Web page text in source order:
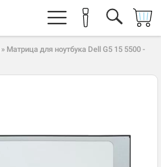
» Матрица для ноутбука Dell G5 15 5500 -